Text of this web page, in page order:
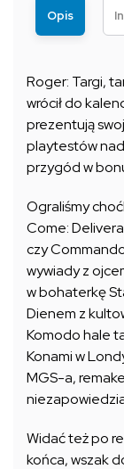
Opis
Roger: Targi,
wrócił do
prezentują
playtestów
przygód w
Ograliśmy
Come:
czy
wywiady z
w bohaterkę
Dienem z
Komodo hale
Konami w
MGS-a,
Widać też po
końca, wszak